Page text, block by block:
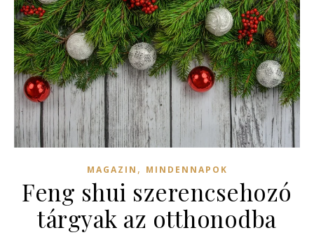
MAGAZIN , MINDENNAPOK
Feng shui szerencsehozó
tárgyak az otthonodba